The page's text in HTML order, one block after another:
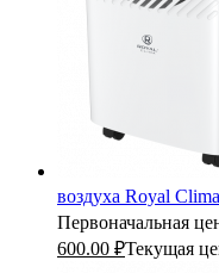
воздуха Royal
Первоначальная
600.00 ₽Текущая